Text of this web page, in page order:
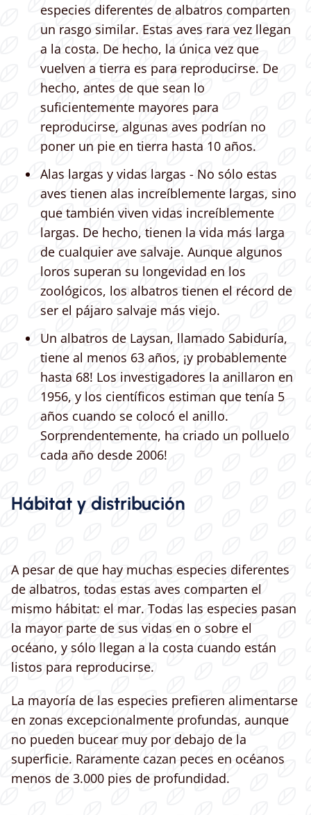
especies diferentes de albatros comparten
un rasgo similar. Estas aves rara vez llegan
a la costa. De hecho, la única vez que
vuelven a tierra es para reproducirse. De
hecho, antes de que sean lo
suficientemente mayores para
reproducirse, algunas aves podrían no
poner un pie en tierra hasta 10 años.
Alas largas y vidas largas - No sólo estas
aves tienen alas increíblemente largas, sino
que también viven vidas increíblemente
largas. De hecho, tienen la vida más larga
de cualquier ave salvaje. Aunque algunos
loros superan su longevidad en los
zoológicos, los albatros tienen el récord de
ser el pájaro salvaje más viejo.
Un albatros de Laysan, llamado Sabiduría,
tiene al menos 63 años, ¡y probablemente
hasta 68! Los investigadores la anillaron en
1956, y los científicos estiman que tenía 5
años cuando se colocó el anillo.
Sorprendentemente, ha criado un polluelo
cada año desde 2006!
Hábitat y distribución
A pesar de que hay muchas especies diferentes
de albatros, todas estas aves comparten el
mismo hábitat: el mar. Todas las especies pasan
la mayor parte de sus vidas en o sobre el
océano, y sólo llegan a la costa cuando están
listos para reproducirse.
La mayoría de las especies prefieren alimentarse
en zonas excepcionalmente profundas, aunque
no pueden bucear muy por debajo de la
superficie. Raramente cazan peces en océanos
menos de 3.000 pies de profundidad.